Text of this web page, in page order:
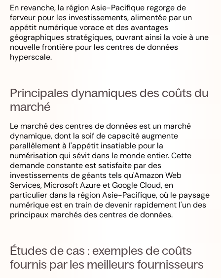
En revanche, la région Asie-Pacifique regorge de
ferveur pour les investissements, alimentée par un
appétit numérique vorace et des avantages
géographiques stratégiques, ouvrant ainsi la voie à une
nouvelle frontière pour les centres de données
hyperscale.
Principales dynamiques des coûts du
marché
Le marché des centres de données est un marché
dynamique, dont la soif de capacité augmente
parallèlement à l'appétit insatiable pour la
numérisation qui sévit dans le monde entier. Cette
demande constante est satisfaite par des
investissements de géants tels qu'Amazon Web
Services, Microsoft Azure et Google Cloud, en
particulier dans la région Asie-Pacifique, où le paysage
numérique est en train de devenir rapidement l'un des
principaux marchés des centres de données.
Études de cas : exemples de coûts
fournis par les meilleurs fournisseurs